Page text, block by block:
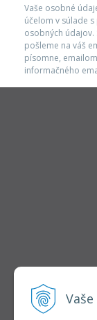
Vaše osobné
účelom v súlade
osobných údajov.
pošleme na váš
písomne,
informačného